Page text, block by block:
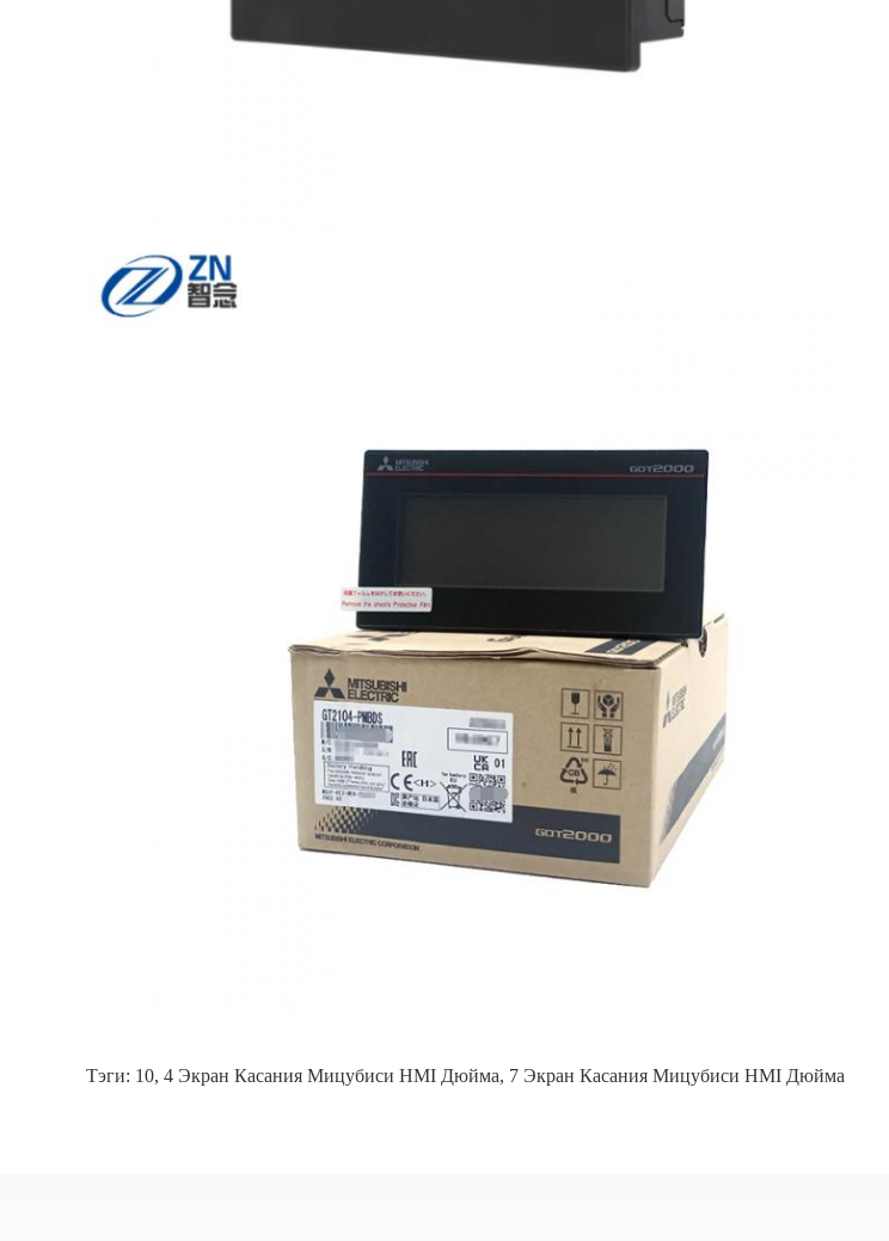
Тэги: 10, 4 Экран Касания Мицубиси HMI Дюйма, 7 Экран Касания Мицубиси HMI Дюйма